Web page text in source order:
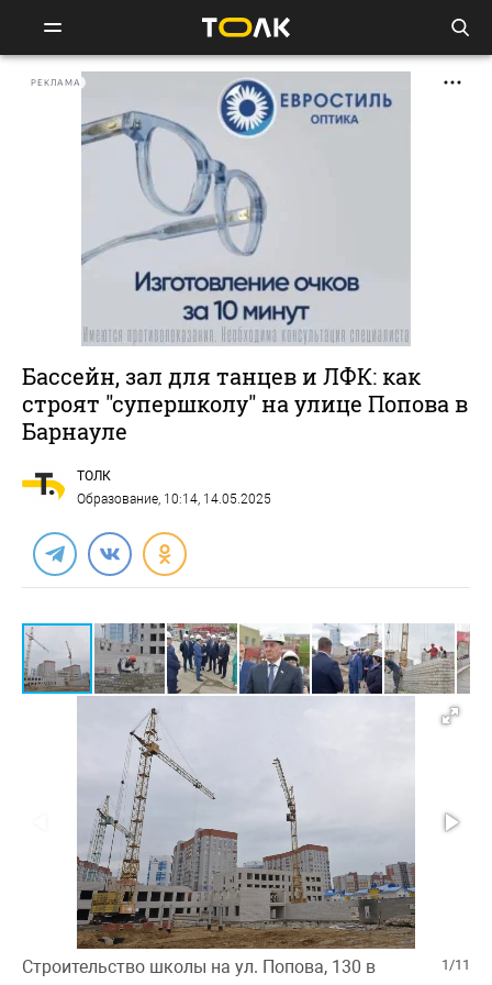
РЕКЛАМА
Бассейн, зал для танцев и ЛФК: как
строят "супершколу" на улице Попова в
Барнауле
ТОЛК
Образование, 10:14, 14.05.2025
1/11
Строительство школы на ул. Попова, 130 в